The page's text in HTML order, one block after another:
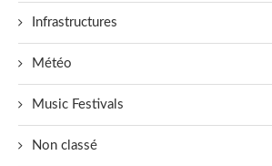
Infrastructures
Météo
Music Festivals
Non classé